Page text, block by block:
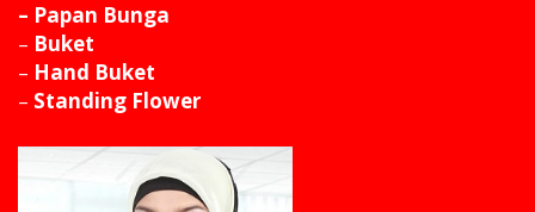
– Papan Bunga
– Buket
– Hand Buket
– Standing Flower